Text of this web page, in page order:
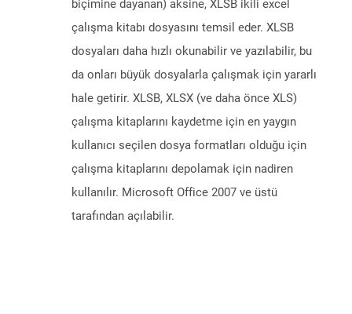
biçimine dayanan) aksine, XLSB ikili excel
çalışma kitabı dosyasını temsil eder. XLSB
dosyaları daha hızlı okunabilir ve yazılabilir, bu
da onları büyük dosyalarla çalışmak için yararlı
hale getirir. XLSB, XLSX (ve daha önce XLS)
çalışma kitaplarını kaydetme için en yaygın
kullanıcı seçilen dosya formatları olduğu için
çalışma kitaplarını depolamak için nadiren
kullanılır. Microsoft Office 2007 ve üstü
tarafından açılabilir.